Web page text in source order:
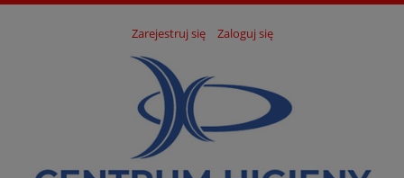
Zarejestruj się Zaloguj się